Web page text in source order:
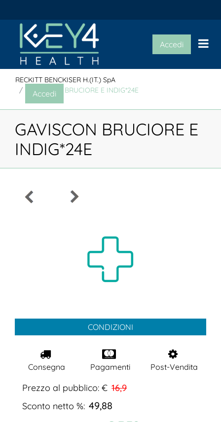
Accedi
Accedi
RECKITT BENCKISER H.(IT.) SpA
GAVISCON BRUCIORE E INDIG*24E
GAVISCON BRUCIORE E
INDIG*24E
CONDIZIONI
Consegna Pagamenti Post-Vendita
Prezzo al pubblico: € 16,9
Sconto netto %: 49,88